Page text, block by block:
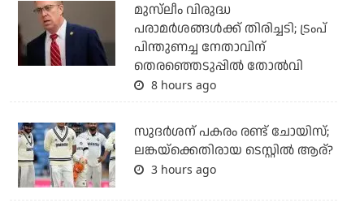
മുസ്‌ലീം വിരുദ്ധ
പരാമര്‍ശങ്ങള്‍ക്ക് തിരിച്ചടി; ട്രംപ്
പിന്തുണച്ച നേതാവിന്
തെരഞ്ഞെടുപ്പില്‍ തോല്‍വി
8 hours ago
സുദര്‍ശന് പകരം രണ്ട് ചോയിസ്;
ലങ്കയ്‌ക്കെതിരായ ടെസ്റ്റില്‍ ആര്?
3 hours ago